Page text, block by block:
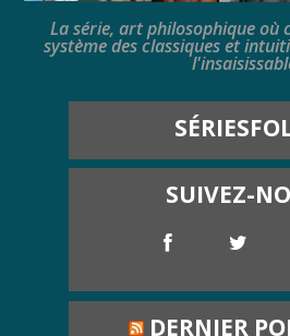
La série, art philosophique où
système des classiques et
SUIVEZ-
DERNIER